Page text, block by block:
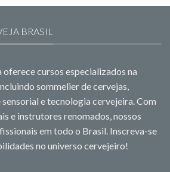
BRASIL
cursos especializados na
sommelier de cervejas,
e tecnologia cervejeira. Com
e instrutores renomados, nossos
em todo o Brasil. Inscreva-se
no universo cervejeiro!